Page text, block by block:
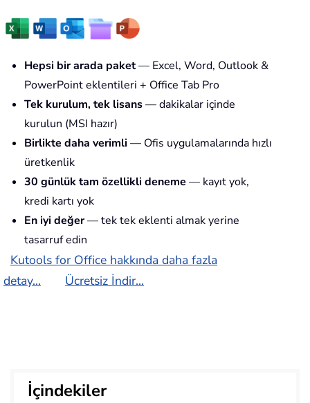
Hepsi bir arada paket— Excel, Word, Outlook &
PowerPoint eklentileri + Office Tab Pro
Tek kurulum, tek lisans— dakikalar içinde
kurulun (MSI hazır)
Birlikte daha verimli — Ofis uygulamalarında hızlı
üretkenlik
30 günlük tam özellikli deneme — kayıt yok,
kredi kartı yok
En iyi değer— tek tek eklenti almak yerine
tasarruf edin
Kutools for Office hakkında daha fazla
detay...
Ücretsiz İndir...
İçindekiler